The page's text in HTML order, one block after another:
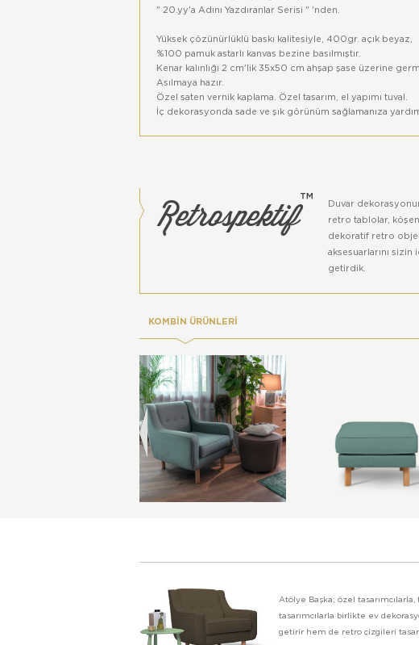
" 20.yy'a Adını Yazdıranlar Serisi " 'nden.
Yüksek çözünürlüklü baskı kalitesiyle, 400gr. açık beyaz,
%100 pamuk astarlı kanvas bezine basılmıştır.
Kenar kalınlığı 2 cm'lik 35x50 cm ahşap şase üzerine
Asılmaya hazır.
Özel saten vernik kaplama. Özel tasarım, el yapımı tuval.
İç dekorasyonda sade ve şık görünüm sağlamanıza
Retrospektif™
Duvar
retro tablolar,
dekoratif retro
aksesuarlarını sizin
getirdik.
KOMBİN ÜRÜNLERİ
Atölye Başka; özel
tasarımcılarla birlikte ev
getirir hem de retro çizgileri